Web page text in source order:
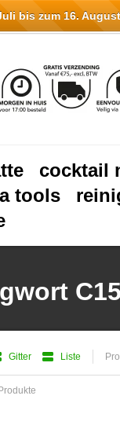
cocktail
tools
Gitter Liste
bis zum 16.